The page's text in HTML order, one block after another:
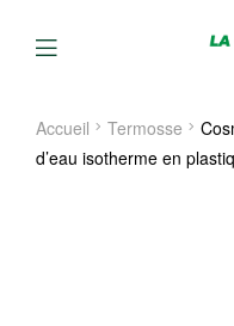
Menu
Accueil Termosse
d’eau isotherme en